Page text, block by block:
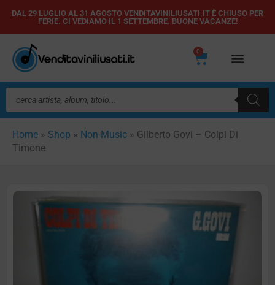
Vai
contenuto
DAL 29 LUGLIO AL 31 AGOSTO VENDITAVINILIUSATI.IT È CHIUSO PER
FERIE. CI VEDIAMO IL 1 SETTEMBRE. BUONE VACANZE!
0
Carrello
Ricerca
prodotti
Home » Shop » Non-Music » Gilberto Govi – Colpi Di
Timone